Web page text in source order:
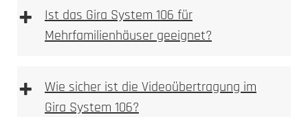
Ideal für den Einsatz in kleineren Haushalten
D2100E
Montageschale befestigen.
Montageschale wieder montieren und
Ausrichtung erfolgt durch das Festdrehen der
+
Ist das Gira System 106 für
Mehrfamilienhäuser geeignet?
+
Wie sicher ist die Videoübertragung im
Gira System 106?